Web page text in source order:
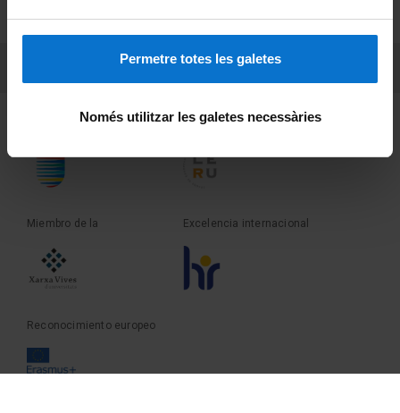
Permetre totes les galetes
Només utilitzar les galetes necessàries
Sobre UBtv
Fundadora de la Miembro de la
Miembro de la Excelencia internacional
Reconocimiento europeo